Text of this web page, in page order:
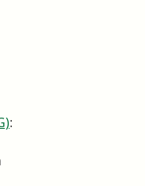
: